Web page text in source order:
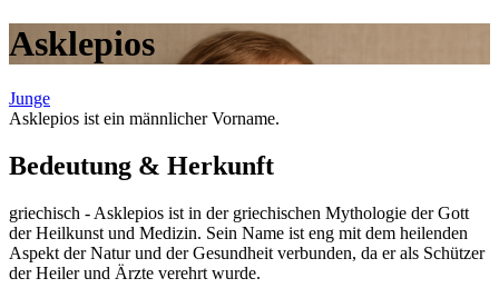
Asklepios
Junge
Asklepios ist ein männlicher Vorname.
Bedeutung & Herkunft
griechisch - Asklepios ist in der griechischen Mythologie der Gott
der Heilkunst und Medizin. Sein Name ist eng mit dem heilenden
Aspekt der Natur und der Gesundheit verbunden, da er als Schützer
der Heiler und Ärzte verehrt wurde.